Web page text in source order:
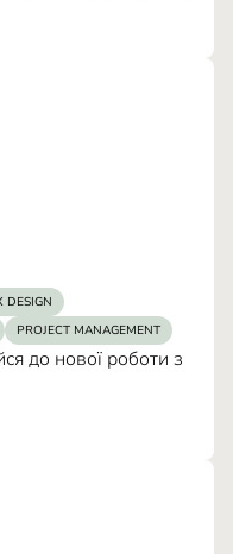
DESIGN
PROJECT MANAGEMENT
до нової роботи з